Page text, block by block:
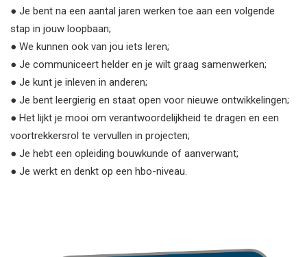
● Je bent na een aantal jaren werken toe aan een volgende
stap in jouw loopbaan;
● We kunnen ook van jou iets leren;
● Je communiceert helder en je wilt graag samenwerken;
● Je kunt je inleven in anderen;
● Je bent leergierig en staat open voor nieuwe ontwikkelingen;
● Het lijkt je mooi om verantwoordelijkheid te dragen en een
voortrekkersrol te vervullen in projecten;
● Je hebt een opleiding bouwkunde of aanverwant;
● Je werkt en denkt op een hbo-niveau.